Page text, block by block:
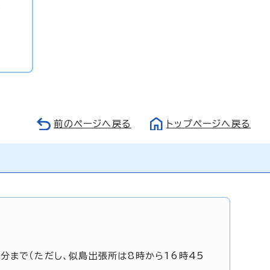
前のページへ戻る トップページへ戻る
で（ただし、似島出張所は8時から16時45